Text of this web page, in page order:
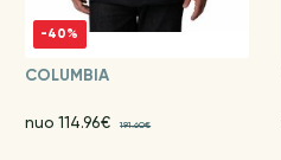
-40%
COLUMBIA
nuo 114.96€ 191.60€